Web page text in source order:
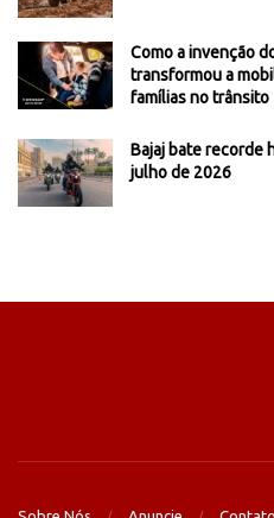
Como a invenção
transformou a
famílias no trânsito
Bajaj bate recorde
julho de 2026